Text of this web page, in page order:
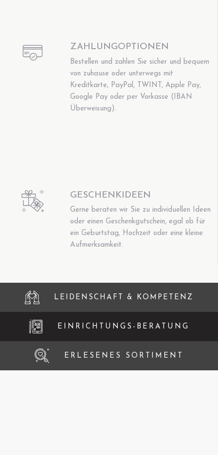
ZAHLUNGOPTIONEN
Bestellen und zahlen Sie sicher und bequem
von zuhause oder unterwegs mit
Kreditkarte, PayPal, TWINT, Apple Pay,
Google Pay oder per Vorkasse (IBAN
Überweisung).
GESCHENKIDEEN
Gerne beraten wir Sie zu individuellen Ideen
oder einen Geschenkgutschein, egal ob für
ein Geburtstag, Hochzeit oder eine kleine
Aufmerksamkeit.
LEIDENSCHAFT & KOMPETENZ
EINRICHTUNGS-BERATUNG
ERLESENES SORTIMENT